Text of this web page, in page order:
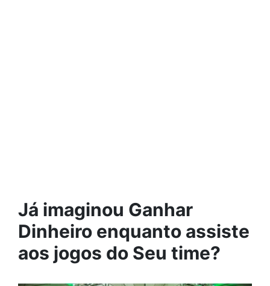
Já imaginou Ganhar
Dinheiro enquanto assiste
aos jogos do Seu time?